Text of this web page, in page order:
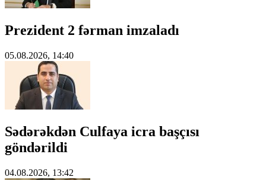
Prezident 2 fərman imzaladı
05.08.2026, 14:40
Sədərəkdən Culfaya icra başçısı
göndərildi
04.08.2026, 13:42